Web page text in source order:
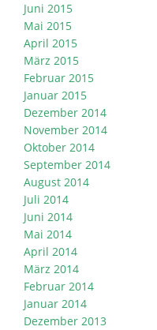
Juni 2015
Mai 2015
April 2015
März 2015
Februar 2015
Januar 2015
Dezember 2014
November 2014
Oktober 2014
September 2014
August 2014
Juli 2014
Juni 2014
Mai 2014
April 2014
März 2014
Februar 2014
Januar 2014
Dezember 2013